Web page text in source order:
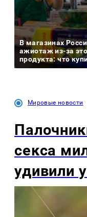
В магазинах
ажиотаж из-за
продукта: что
Мировые новости
секса
удивили